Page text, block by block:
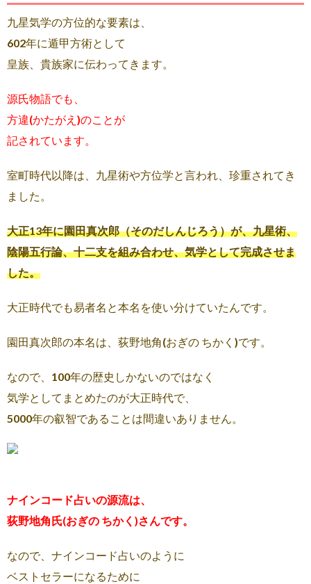
九星気学の方位的な要素は、
602年に遁甲方術として
皇族、貴族家に伝わってきます。
源氏物語でも、
方違(かたがえ)のことが
記されています。
室町時代以降は、九星術や方位学と言われ、珍重されてき
ました。
大正13年に園田真次郎（そのだしんじろう）が、九星術、
陰陽五行論、十二支を組み合わせ、気学として完成させま
した。
大正時代でも易者名と本名を使い分けていたんです。
園田真次郎の本名は、荻野地角(おぎの ちかく)です。
なので、100年の歴史しかないのではなく
気学としてまとめたのが大正時代で、
5000年の叡智であることは間違いありません。
ナインコード占いの源流は、
荻野地角氏(おぎの ちかく)さんです。
なので、ナインコード占いのように
ベストセラーになるために